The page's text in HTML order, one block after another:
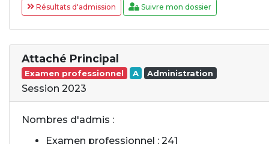
Résultats d'admission Suivre mon dossier
Attaché Principal
Examen professionnel A Administration
Session 2023
Nombres d'admis :
Examen professionnel : 241